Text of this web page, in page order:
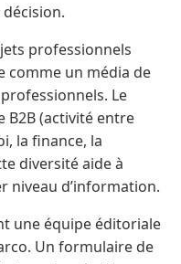
professionnels
comme un média de
Le
B2B (activité entre
la finance, la
diversité aide à
niveau d’information.
une équipe éditoriale
Un formulaire de